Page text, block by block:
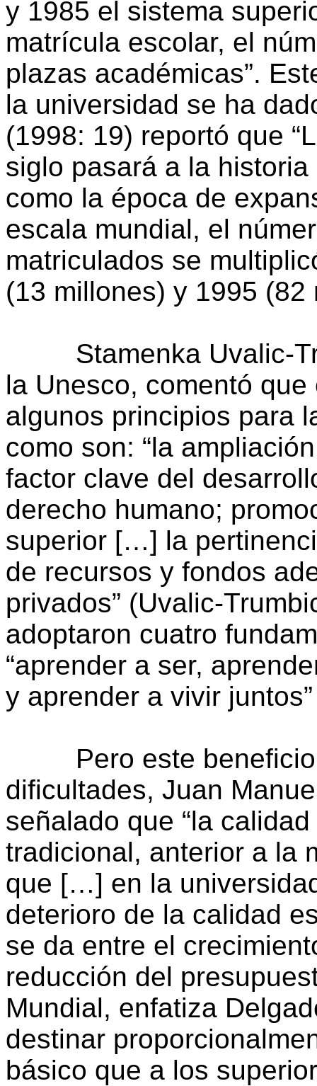
y 1985 el sistema
matrícula escolar, el
plazas académicas”.
la universidad se ha
(1998: 19) reportó que
siglo pasará a la
como la época de
escala mundial, el
matriculados se
(13 millones) y 1995 (82
Stamenka Uvalic-
la Unesco, comentó
algunos principios para
como son: “la
factor clave del
derecho humano;
superior […] la
de recursos y fondos
privados” (Uvalic-
adoptaron cuatro
“aprender a ser,
y aprender a vivir
Pero este beneficio
dificultades, Juan
señalado que “la
tradicional, anterior a la
que […] en la
deterioro de la calidad
se da entre el
reducción del
Mundial, enfatiza
destinar
básico que a los